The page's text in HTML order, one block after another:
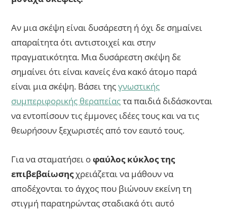
Αν μια σκέψη είναι δυσάρεστη ή όχι δε σημαίνει
απαραίτητα ότι αντιστοιχεί και στην
πραγματικότητα. Μια δυσάρεστη σκέψη δε
σημαίνει ότι είναι κανείς ένα κακό άτομο παρά
είναι μια σκέψη. Βάσει τηςγνωστικής
συμπεριφορικής θεραπείαςτα παιδιά διδάσκονται
να εντοπίσουν τις έμμονες ιδέες τους και να τις
θεωρήσουν ξεχωριστές από τον εαυτό τους.
Για να σταματήσει οφαύλος κύκλος της
επιβεβαίωσηςχρειάζεται να μάθουν να
αποδέχονται το άγχος που βιώνουν εκείνη τη
στιγμή παρατηρώντας σταδιακά ότι αυτό